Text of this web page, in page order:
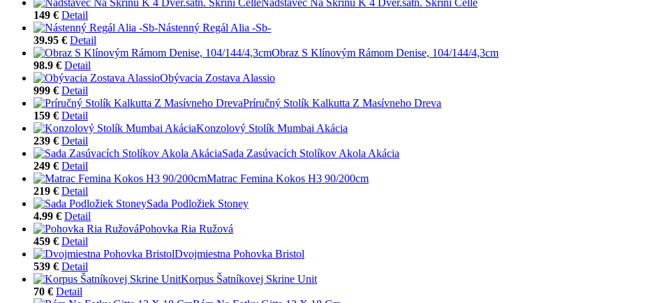
149 € Detail
Nástenný Regál Alia -Sb-
39.95 € Detail
Obraz S Klínovým Rámom Denise, 104/144/4,3cm
98.9 € Detail
Obývacia Zostava Alassio
999 € Detail
Príručný Stolík Kalkutta Z Masívneho Dreva
159 € Detail
Konzolový Stolík Mumbai Akácia
239 € Detail
Sada Zasúvacích Stolíkov Akola Akácia
249 € Detail
Matrac Femina Kokos H3 90/200cm
219 € Detail
Sada Podložiek Stoney
4.99 € Detail
Pohovka Ria Ružová
459 € Detail
Dvojmiestna Pohovka Bristol
539 € Detail
Korpus Šatníkovej Skrine Unit
70 € Detail